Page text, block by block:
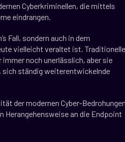
Cyberkriminellen, die mittels
eindrangen.
Fall, sondern auch in dem
vielleicht veraltet ist. Traditionelle
noch unerlässlich, aber sie
sich ständig weiterentwickelnde
der modernen Cyber-
an die Endpoint